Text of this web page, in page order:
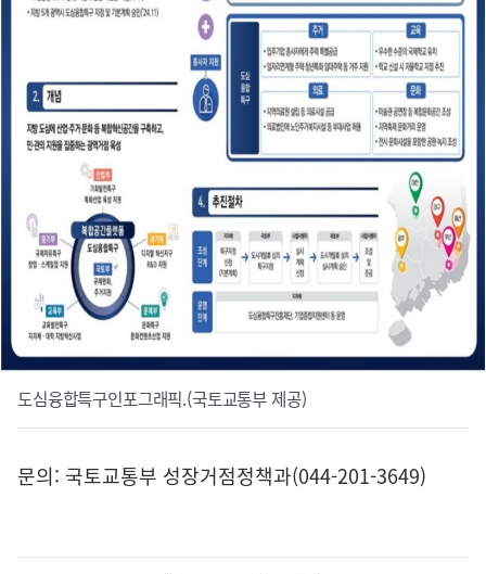
도심융합특구인포그래픽.(국토교통부 제공)
문의: 국토교통부 성장거점정책과(044-201-3649)